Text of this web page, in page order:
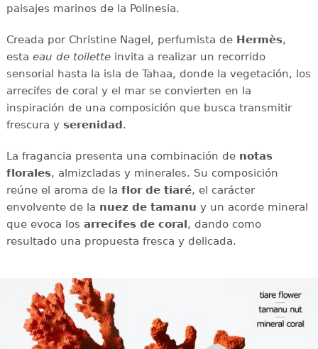
paisajes marinos de la Polinesia.
Creada por Christine Nagel, perfumista de Hermès,
esta eau de toiletteinvita a realizar un recorrido
sensorial hasta la isla de Tahaa, donde la vegetación, los
arrecifes de coral y el mar se convierten en la
inspiración de una composición que busca transmitir
frescura y serenidad.
La fragancia presenta una combinación de notas
florales, almizcladas y minerales. Su composición
reúne el aroma de la flor de tiaré, el carácter
envolvente de la nuez de tamanu y un acorde mineral
que evoca los arrecifes de coral, dando como
resultado una propuesta fresca y delicada.